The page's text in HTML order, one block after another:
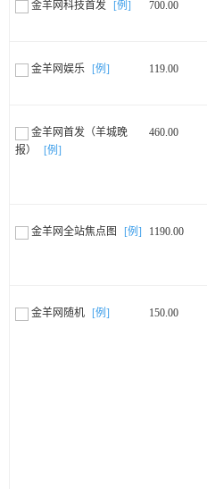
金羊网科技首发 [例] 700.00
金羊网娱乐 [例] 119.00
金羊网首发（羊城晚
报）
[例]
460.00
金羊网全站焦点图 [例] 1190.00
金羊网随机 [例] 150.00